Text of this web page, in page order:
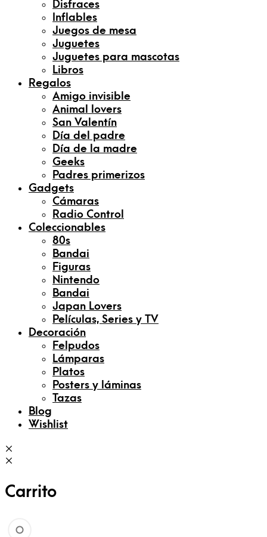
Disfraces
Inflables
Juegos de mesa
Juguetes
Juguetes para mascotas
Libros
Regalos
Amigo invisible
Animal lovers
San Valentín
Día del padre
Día de la madre
Geeks
Padres primerizos
Gadgets
Cámaras
Radio Control
Coleccionables
80s
Bandai
Figuras
Nintendo
Bandai
Japan Lovers
Películas, Series y TV
Decoración
Felpudos
Lámparas
Platos
Posters y láminas
Tazas
Blog
Wishlist
Carrito